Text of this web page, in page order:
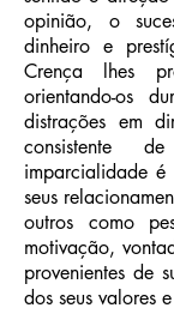
opinião, o
dinheiro e
Crença lhes
orientando-os
distrações em
consistente
imparcialidade
seus
outros como
motivação,
provenientes de
dos seus valores